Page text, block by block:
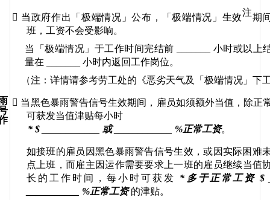
 当政府作出「极端情况」公布 ， 「极端情况」生效注期
班，工资不会受影响。
当「极端情况」于工作时间完结前
小时或以上
量在 _______ 小时内返回工作岗位。
（注：详情请参考劳工处的《恶劣天气及「极端情况」下
 当黑色暴雨警告信号生效期间，雇员如须额外当值 ，除正
可获发当值津贴每小时
* $ ____________ 或 ____________ %正常工资。
如接班的雇员因黑色暴雨警告信号生效，或因实际困难
点上班，而雇主因运作需要要求上一班的雇员继续当值
长的工作时间，每小时可获发
* 多于正常工资 $
___________ %正常工资 的津贴。